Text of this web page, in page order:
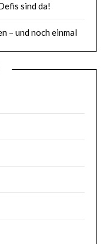
sind da!
– und noch einmal